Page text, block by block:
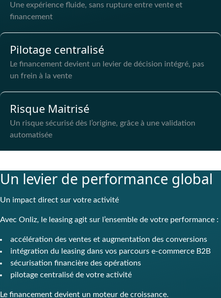
Une expérience fluide, sans rupture entre vente et
financement
Pilotage centralisé
Le financement devient un levier de décision intégré, pas
un frein à la vente
Risque Maitrisé
Un risque sécurisé dès l’origine, grâce à une validation
automatisée
Un levier de performance global
Un impact direct sur votre activité
Avec Onliz, le leasing agit sur l’ensemble de votre performance :
accélération des ventes et augmentation des conversions
intégration du leasing dans vos parcours e‑commerce B2B
sécurisation financière des opérations
pilotage centralisé de votre activité
Le financement devient un moteur de croissance.